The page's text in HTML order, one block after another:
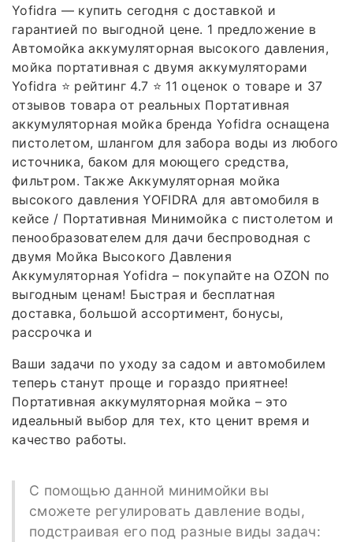
Yofidra — купить сегодня c доставкой и
гарантией по выгодной цене. 1 предложение в
Автомойка аккумуляторная высокого давления,
мойка портативная с двумя аккумуляторами
Yofidra ⭐️ рейтинг 4.7 ⭐️ 11 оценок о товаре и 37
отзывов товара от реальных Портативная
аккумуляторная мойка бренда Yofidra оснащена
пистолетом, шлангом для забора воды из любого
источника, баком для моющего средства,
фильтром. Также Аккумуляторная мойка
высокого давления YOFIDRA для автомобиля в
кейсе / Портативная Минимойка с пистолетом и
пенообразователем для дачи беспроводная с
двумя Мойка Высокого Давления
Аккумуляторная Yofidra – покупайте на OZON по
выгодным ценам! Быстрая и бесплатная
доставка, большой ассортимент, бонусы,
рассрочка и
Ваши задачи по уходу за садом и автомобилем
теперь станут проще и гораздо приятнее!
Портативная аккумуляторная мойка – это
идеальный выбор для тех, кто ценит время и
качество работы.
С помощью данной минимойки вы
сможете регулировать давление воды,
подстраивая его под разные виды задач: